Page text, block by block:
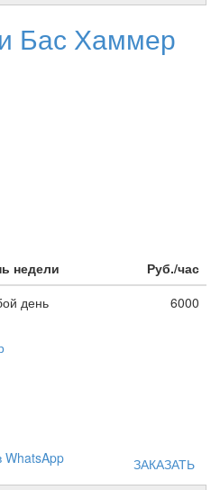
Бас Хаммер
недели
Руб./час
день 6000
WhatsApp ЗАКАЗАТЬ